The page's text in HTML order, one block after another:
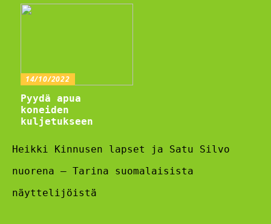
14/10/2022
Pyydä apua
koneiden
kuljetukseen
Heikki Kinnusen lapset ja Satu Silvo
nuorena – Tarina suomalaisista
näyttelijöistä